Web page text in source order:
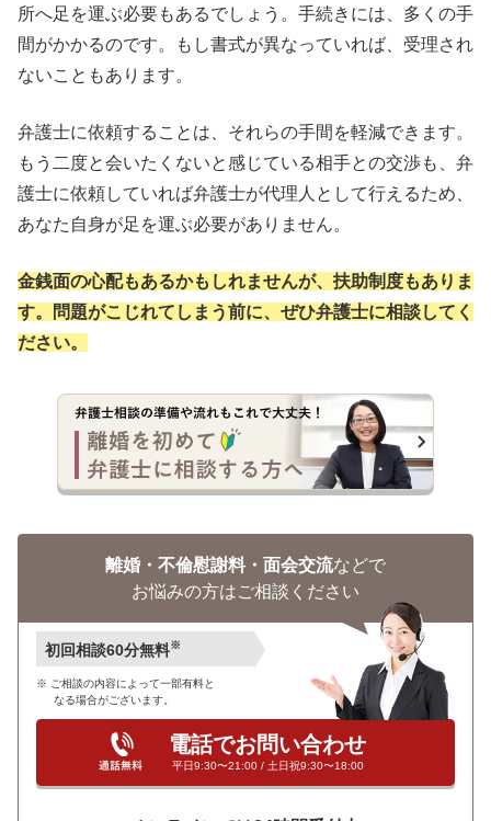
所へ足を運ぶ必要もあるでしょう。手続きには、多くの手
間がかかるのです。もし書式が異なっていれば、受理され
ないこともあります。
弁護士に依頼することは、それらの手間を軽減できます。
もう二度と会いたくないと感じている相手との交渉も、弁
護士に依頼していれば弁護士が代理人として行えるため、
あなた自身が足を運ぶ必要がありません。
金銭面の心配もあるかもしれませんが、扶助制度もありま
す。問題がこじれてしまう前に、ぜひ弁護士に相談してく
ださい。
離婚・不倫慰謝料・面会交流などで
お悩みの方はご相談ください
初回相談60分無料※
ご相談の内容によって一部有料と
なる場合がございます。
電話でお問い合わせ
平日9:30〜21:00 / 土日祝9:30〜18:00